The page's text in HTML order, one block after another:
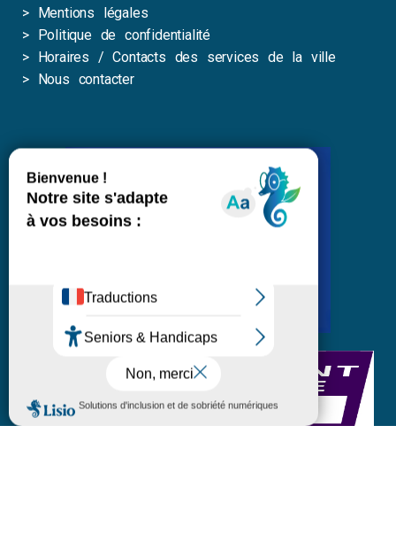
> Mentions légales
> Politique de confidentialité
> Horaires / Contacts des services de la ville
> Nous contacter